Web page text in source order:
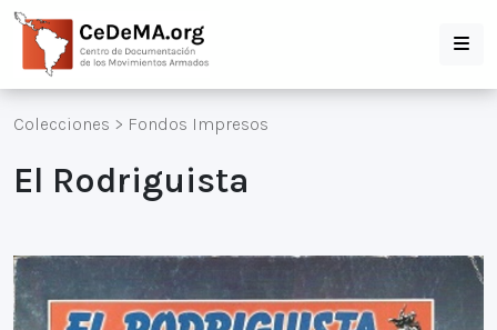
Colecciones > Fondos Impresos
El Rodriguista